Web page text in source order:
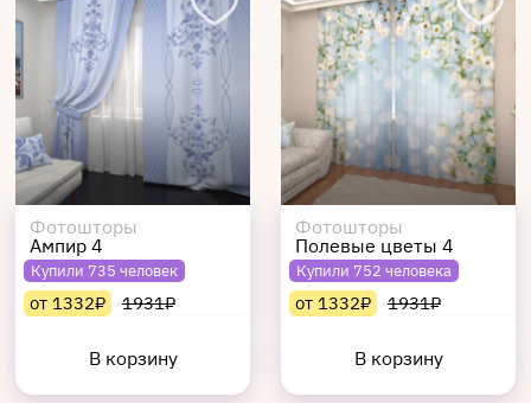
Фотошторы
Ампир 4
Купили 735 человек
от 1332₽ 1931₽
В корзину
Фотошторы
Полевые цветы 4
Купили 752 человека
от 1332₽ 1931₽
В корзину